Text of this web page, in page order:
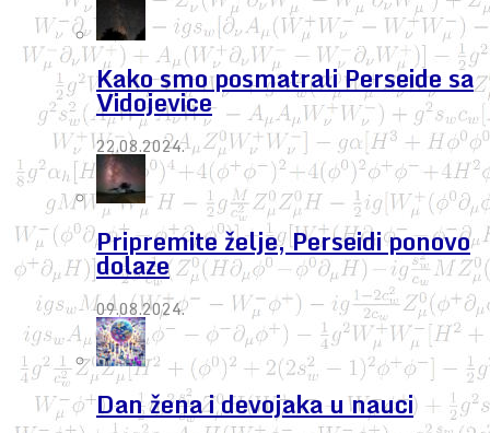
Kako smo posmatrali Perseide sa
Vidojevice
22.08.2024.
Pripremite želje, Perseidi ponovo
dolaze
09.08.2024.
Dan žena i devojaka u nauci